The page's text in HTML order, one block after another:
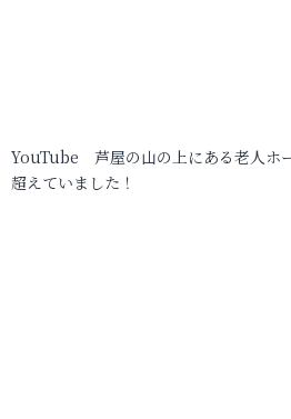
YouTube 芦屋の山の上にある老人ホ
超えていました！